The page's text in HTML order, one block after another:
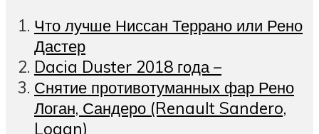
Что лучше Ниссан Террано или Рено
Дастер
Dacia Duster 2018 года –
Снятие противотуманных фар Рено
Логан, Сандеро (Renault Sandero,
Logan)